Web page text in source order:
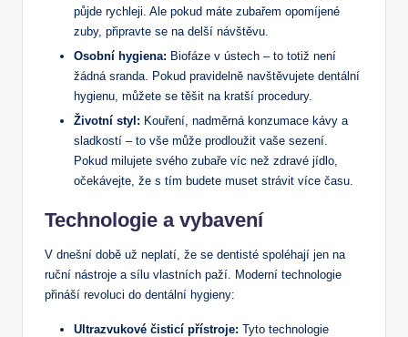
půjde rychleji. Ale pokud máte zubařem opomíjené
zuby, připravte se na delší návštěvu.
Osobní hygiena: Biofáze v ústech – to totiž není
žádná sranda. Pokud pravidelně navštěvujete dentální
hygienu, můžete se těšit na kratší procedury.
Životní styl: Kouření, nadměrná konzumace kávy a
sladkostí – to vše může prodloužit vaše sezení.
Pokud milujete svého zubaře víc než zdravé jídlo,
očekávejte, že s tím budete muset strávit více času.
Technologie a vybavení
V dnešní době už neplatí, že se dentisté spoléhají jen na
ruční nástroje a sílu vlastních paží. Moderní technologie
přináší revoluci do dentální hygieny:
Ultrazvukové čisticí přístroje: Tyto technologie